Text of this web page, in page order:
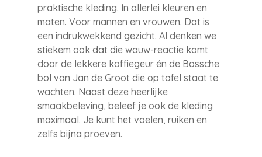
praktische kleding. In allerlei kleuren en
maten. Voor mannen en vrouwen. Dat is
een indrukwekkend gezicht. Al denken we
stiekem ook dat die wauw-reactie komt
door de lekkere koffiegeur én de Bossche
bol van Jan de Groot die op tafel staat te
wachten. Naast deze heerlijke
smaakbeleving, beleef je ook de kleding
maximaal. Je kunt het voelen, ruiken en
zelfs bijna proeven.